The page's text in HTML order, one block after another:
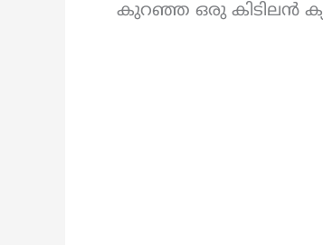
കുറഞ്ഞ ഒരു കിടിലൻ